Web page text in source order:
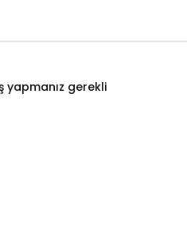
yapmanız gerekli